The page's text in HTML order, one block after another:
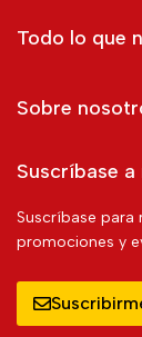
Todo lo que
Sobre
Suscríbase
Suscríbase
promociones y